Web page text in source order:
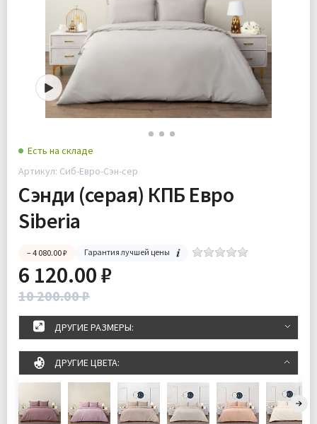
Есть на складе
Артикул: Сиб-Евро-Сэн-сер
Сэнди (серая) КПБ Евро
Siberia
– 4 080.00 ₽ Гарантия лучшей цены
6 120.00 ₽
10 200.00 ₽
ДРУГИЕ РАЗМЕРЫ:
ДРУГИЕ ЦВЕТА: